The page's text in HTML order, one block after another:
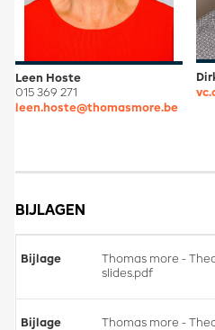
Leen Hoste
015 369 271
leen.hoste@thomasmore.be
BIJLAGEN
Thomas more -
slides.pdf
Thomas more -